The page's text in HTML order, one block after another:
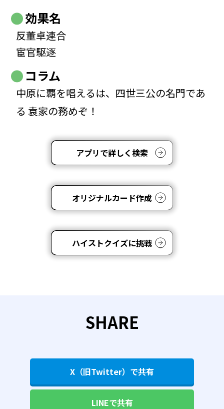
効果名
反董卓連合
宦官駆逐
コラム
中原に覇を唱えるは、四世三公の名門であ
る 袁家の務めぞ！
アプリで詳しく検索
オリジナルカード作成
ハイストクイズに挑戦
SHARE
X（旧Twitter）で共有
LINEで共有